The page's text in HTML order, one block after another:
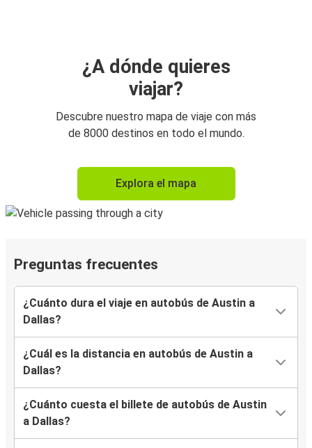
¿A dónde quieres
viajar?
Descubre nuestro mapa de viaje con más
de 8000 destinos en todo el mundo.
Explora el mapa
Preguntas frecuentes
¿Cuánto dura el viaje en autobús de Austin a
Dallas?
¿Cuál es la distancia en autobús de Austin a
Dallas?
¿Cuánto cuesta el billete de autobús de Austin
a Dallas?